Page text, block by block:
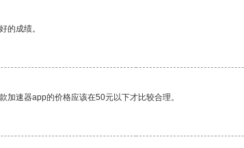
的成绩。
速器app的价格应该在50元以下才比较合理。